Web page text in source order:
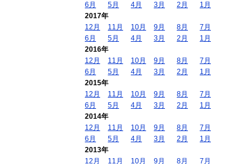
6月
5月 4月 3月 2月
1月
2017年
12月
11月 10月 9月 8月
7月
6月
5月 4月 3月 2月
1月
2016年
12月
11月 10月 9月 8月
7月
6月
5月 4月 3月 2月
1月
2015年
12月
11月 10月 9月 8月
7月
6月
5月 4月 3月 2月
1月
2014年
12月
11月 10月 9月 8月
7月
6月
5月 4月 3月 2月
1月
2013年
12月
11月 10月 9月 8月 7月